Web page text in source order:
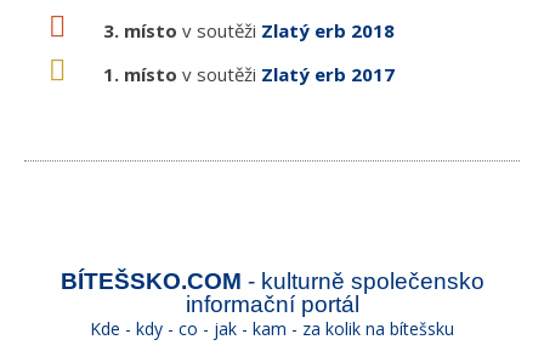
3. místo v soutěži Zlatý erb 2018
1. místo v soutěži Zlatý erb 2017
BÍTEŠSKO.COM - kulturně společensko
informační portál
Kde - kdy - co - jak - kam - za kolik na bítešsku